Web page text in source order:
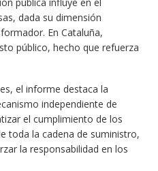
dada su dimensión
En Cataluña,
público, hecho que refuerza
el informe destaca la
independiente de
el cumplimiento de los
toda la cadena de suministro,
la responsabilidad en los